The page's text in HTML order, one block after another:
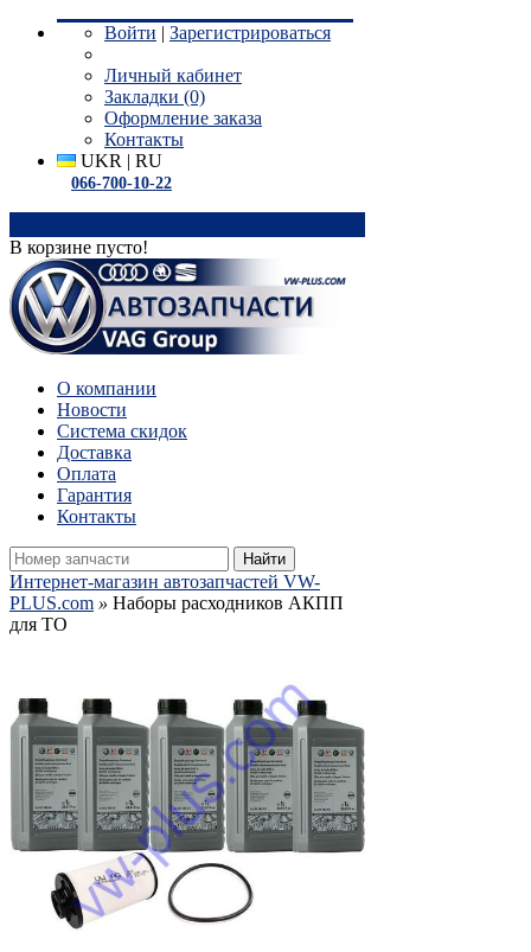
Войти | Зарегистрироваться
Личный кабинет
Закладки (0)
Оформление заказа
Контакты
UKR | RU
066-700-10-22
В корзине пусто!
О компании
Новости
Система скидок
Доставка
Оплата
Гарантия
Контакты
Найти
Интернет-магазин автозапчастей VW-
PLUS.com » Наборы расходников АКПП
для ТО